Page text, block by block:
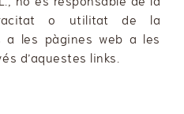
o utilitat de la
les pàgines web a les
d’aquestes links.